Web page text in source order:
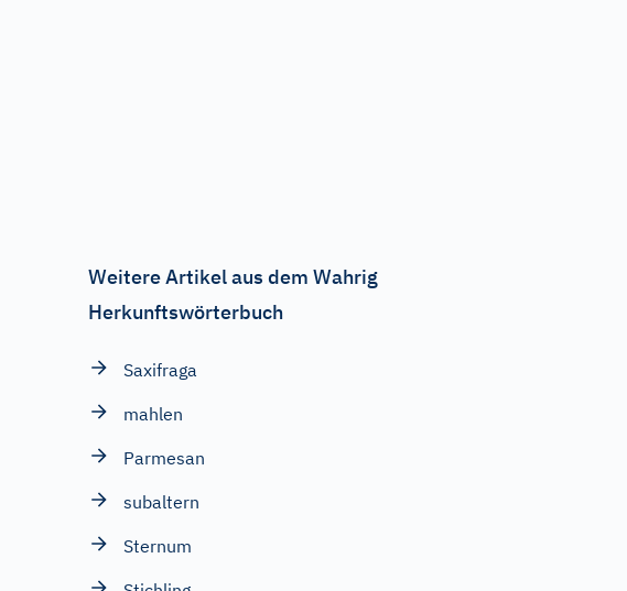
Weitere Artikel aus dem Wahrig
Herkunftswörterbuch
Saxifraga
mahlen
Parmesan
subaltern
Sternum